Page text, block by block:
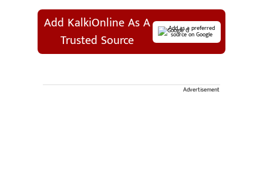
Add KalkiOnline As A
Trusted Source
Add as a preferred
source on Google
Advertisement